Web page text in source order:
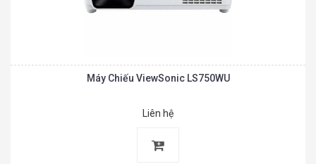
Máy Chiếu ViewSonic LS750WU
Liên hệ